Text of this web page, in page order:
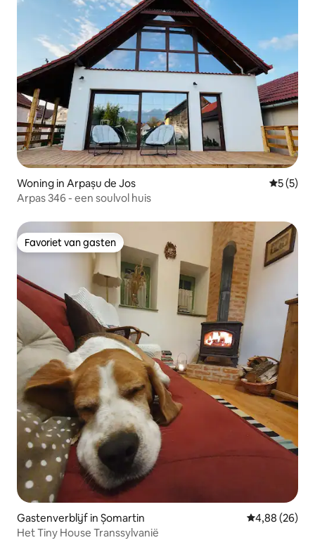
Woning in Arpașu de Jos
5 (5)
Arpas 346 - een soulvol huis
Favoriet van gasten
Favoriet van gasten
Gastenverblijf in Șomartin Gemiddelde
4,88 (26)
Het Tiny House Transsylvanië